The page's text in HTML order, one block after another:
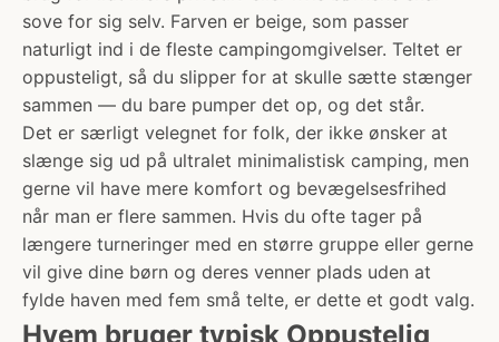
sove for sig selv. Farven er beige, som passer
naturligt ind i de fleste campingomgivelser. Teltet er
oppusteligt, så du slipper for at skulle sætte stænger
sammen — du bare pumper det op, og det står.
Det er særligt velegnet for folk, der ikke ønsker at
slænge sig ud på ultralet minimalistisk camping, men
gerne vil have mere komfort og bevægelsesfrihed
når man er flere sammen. Hvis du ofte tager på
længere turneringer med en større gruppe eller gerne
vil give dine børn og deres venner plads uden at
fylde haven med fem små telte, er dette et godt valg.
Hvem bruger typisk Oppustelig